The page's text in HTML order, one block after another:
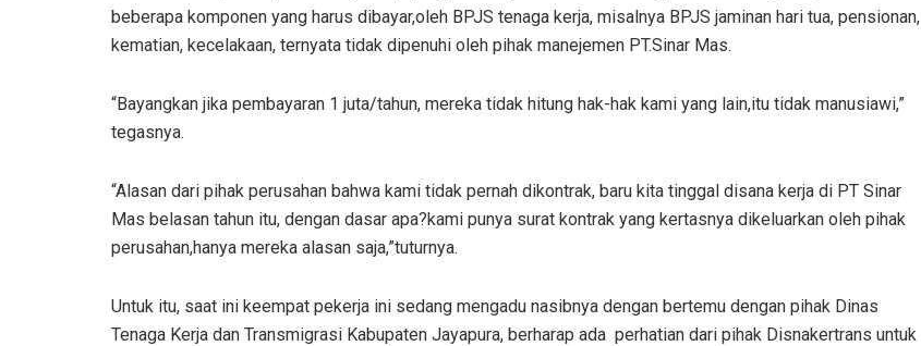
beberapa komponen yang harus dibayar,oleh BPJS tenaga kerja, misalnya BPJS jaminan hari tua, pensionan,
kematian, kecelakaan, ternyata tidak dipenuhi oleh pihak manejemen PT.Sinar Mas.
“Bayangkan jika pembayaran 1 juta/tahun, mereka tidak hitung hak-hak kami yang lain,itu tidak manusiawi,”
tegasnya.
“Alasan dari pihak perusahan bahwa kami tidak pernah dikontrak, baru kita tinggal disana kerja di PT Sinar
Mas belasan tahun itu, dengan dasar apa?kami punya surat kontrak yang kertasnya dikeluarkan oleh pihak
perusahan,hanya mereka alasan saja,”tuturnya.
Untuk itu, saat ini keempat pekerja ini sedang mengadu nasibnya dengan bertemu dengan pihak Dinas
Tenaga Kerja dan Transmigrasi Kabupaten Jayapura, berharap ada perhatian dari pihak Disnakertrans untuk